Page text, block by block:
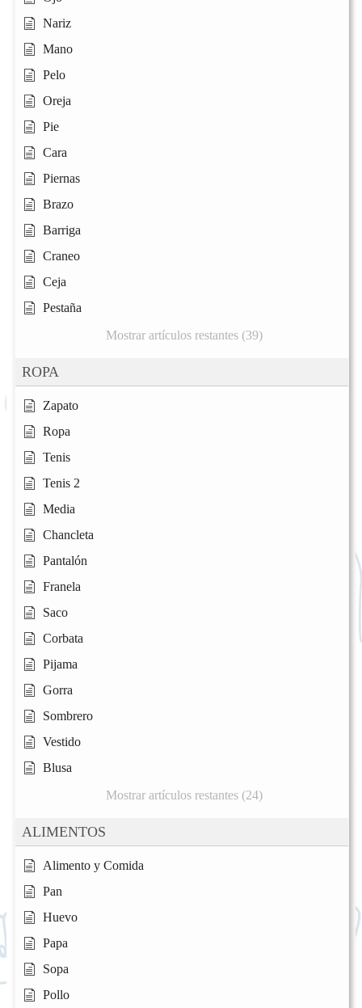
Nariz
Mano
Pelo
Oreja
Pie
Cara
Piernas
Brazo
Barriga
Craneo
Ceja
Pestaña
Mostrar artículos restantes (39)
ROPA
Zapato
Ropa
Tenis
Tenis 2
Media
Chancleta
Pantalón
Franela
Saco
Corbata
Pijama
Gorra
Sombrero
Vestido
Blusa
Mostrar artículos restantes (24)
ALIMENTOS
Alimento y Comida
Pan
Huevo
Papa
Sopa
Pollo